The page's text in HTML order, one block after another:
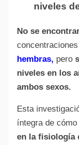
niveles
No se
hembras, pero
niveles en los
ambos sexos.
Esta
íntegra de cómo
en la fisiología